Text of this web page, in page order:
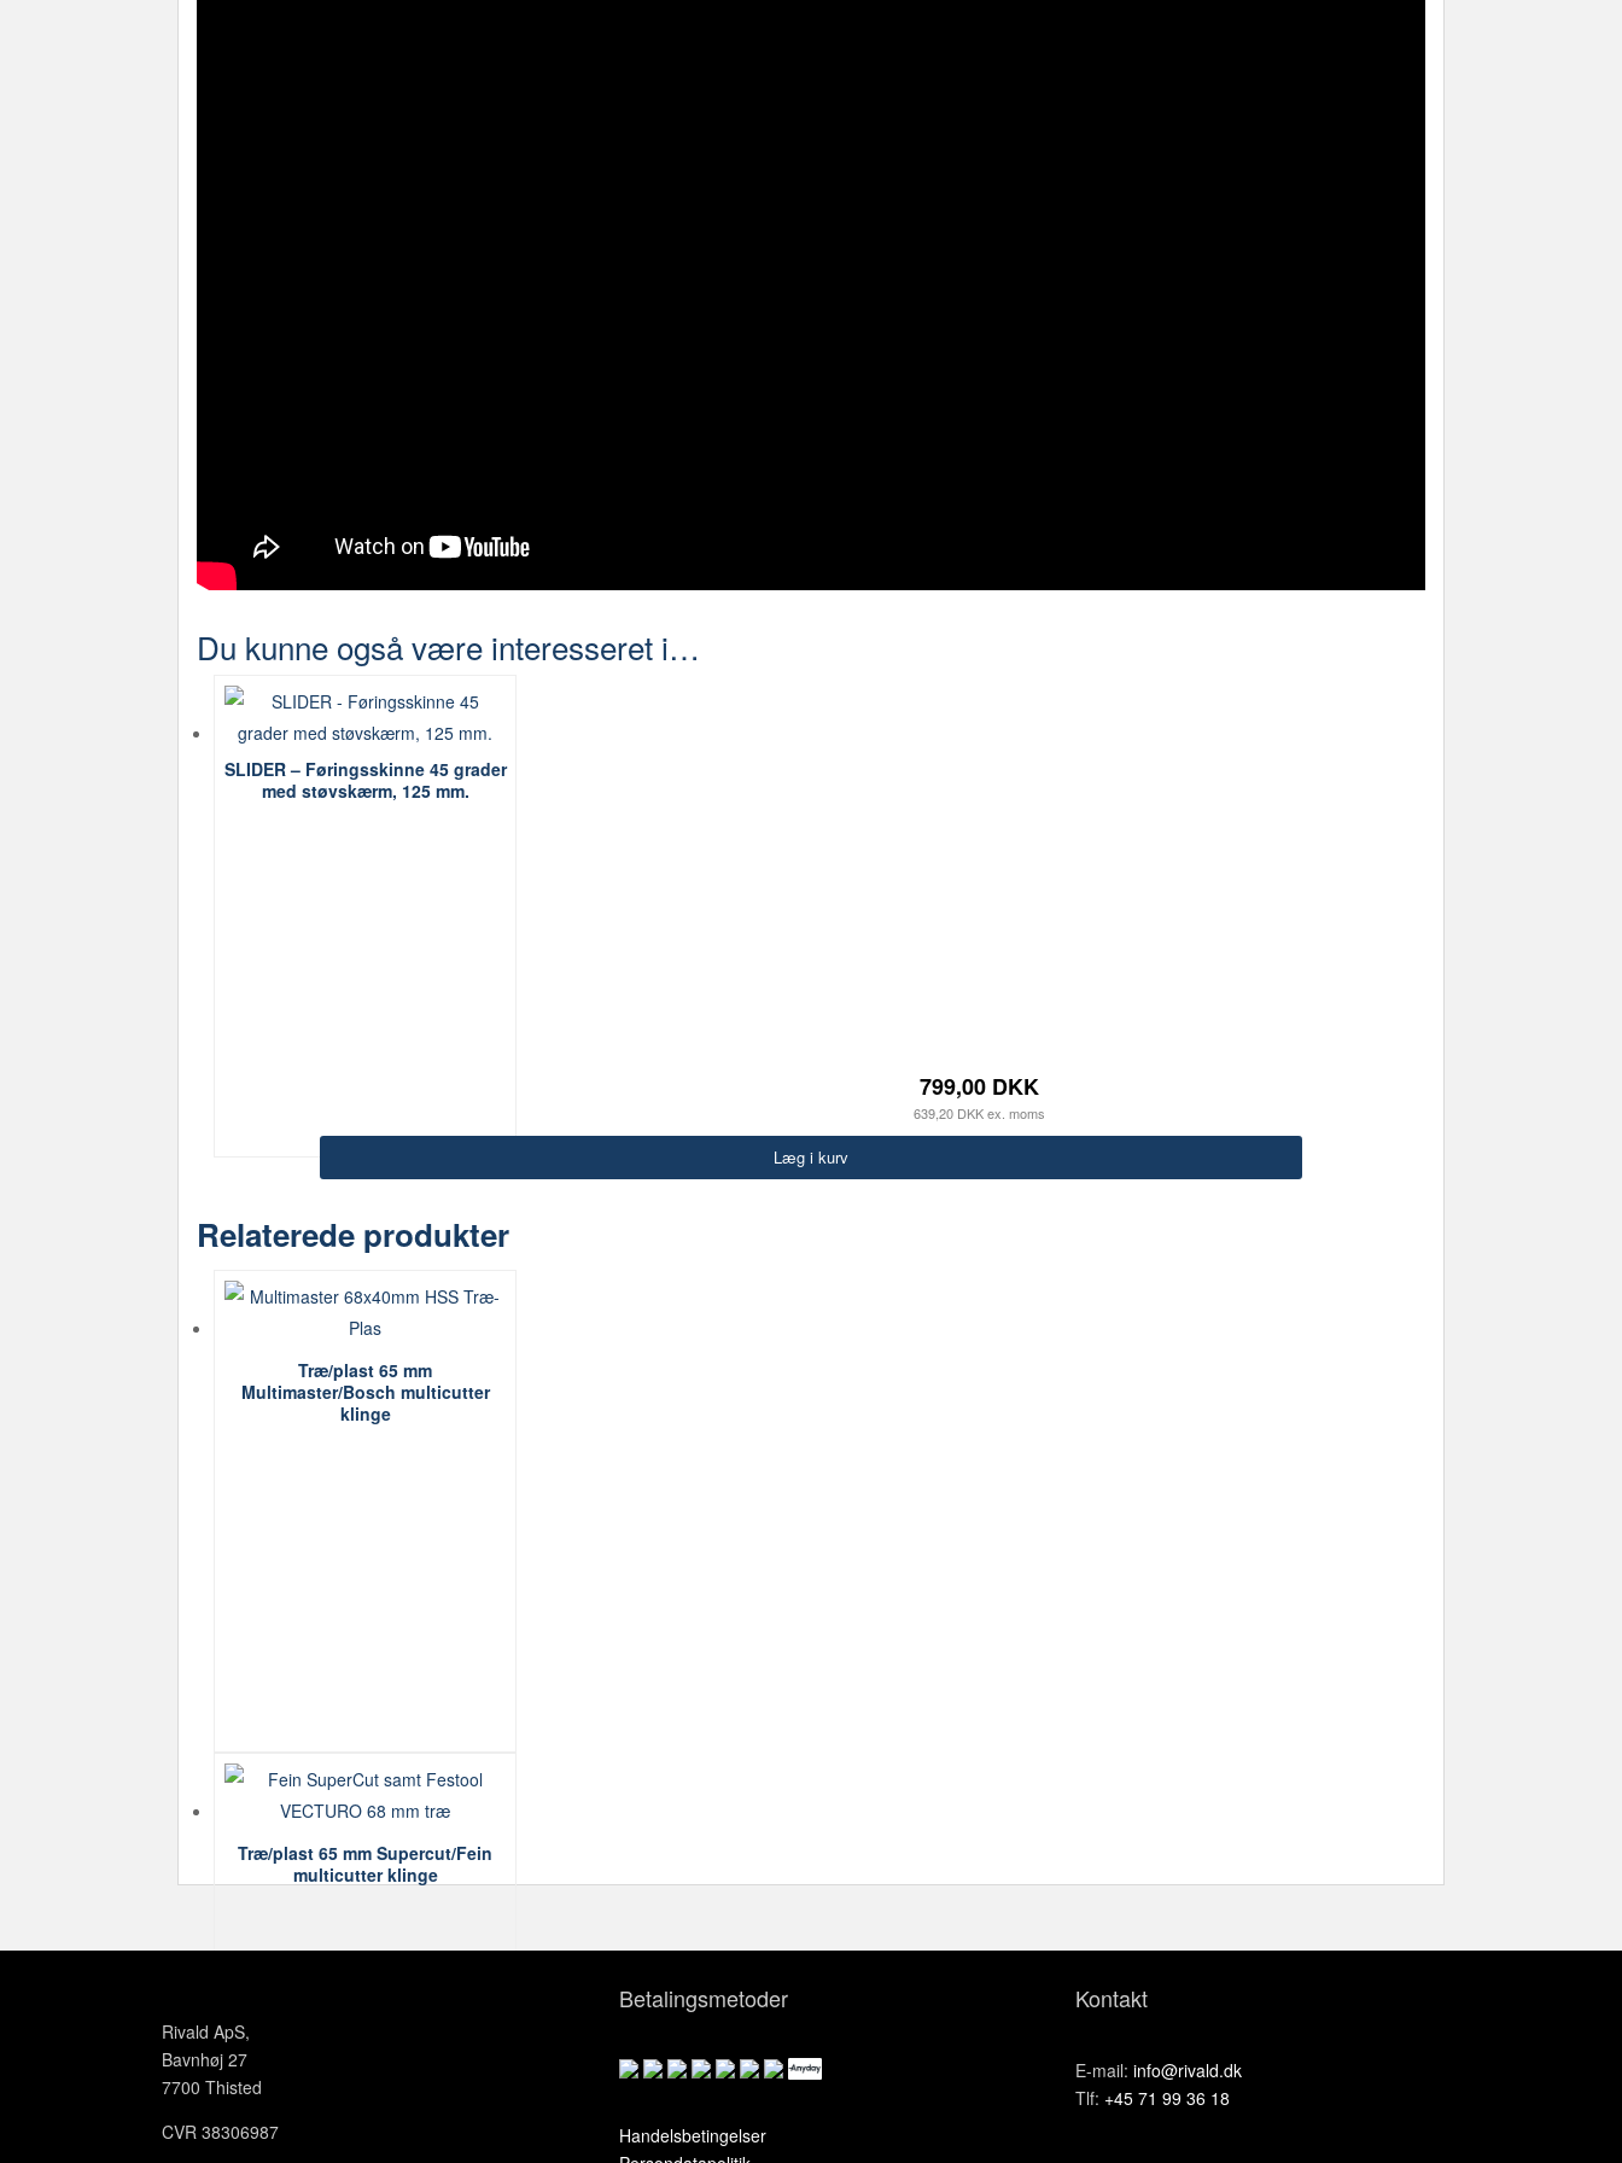
Du kunne også være interesseret i…
SLIDER – Føringsskinne 45 grader
med støvskærm, 125 mm.
799,00 DKK
639,20 DKK ex. moms
Læg i kurv
Relaterede produkter
Træ/plast 65 mm
Multimaster/Bosch multicutter
klinge
Træ/plast 65 mm Supercut/Fein
multicutter klinge
Rivald ApS,
Bavnhøj 27
7700 Thisted
CVR 38306987
Betalingsmetoder
Handelsbetingelser
Kontakt
E-mail: info@rivald.dk
Tlf: +45 71 99 36 18